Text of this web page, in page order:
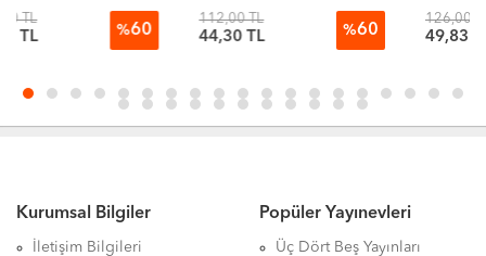
112,00 TL
44,30 TL
Video Çözümlü
126,00 TL
49,83 TL
Kurumsal Bilgiler
İletişim Bilgileri
Popüler Yayınevleri
Üç Dört Beş Yayınları